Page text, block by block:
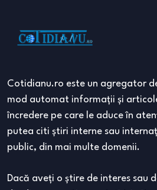
Cotidianu.ro este un agregator
mod automat informaţii şi
încredere pe care le aduce în
putea citi ştiri interne sau
public, din mai multe domenii.
Dacă aveţi o ştire de interes sau